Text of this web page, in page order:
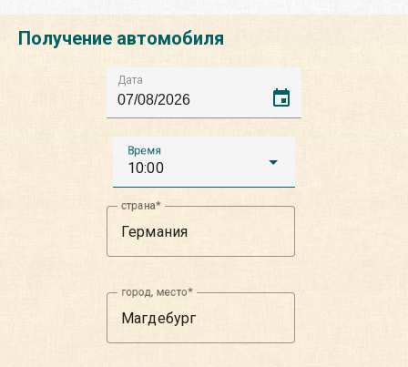
Получение автомобиля
Дата
event
Время
10:00
страна
город, место